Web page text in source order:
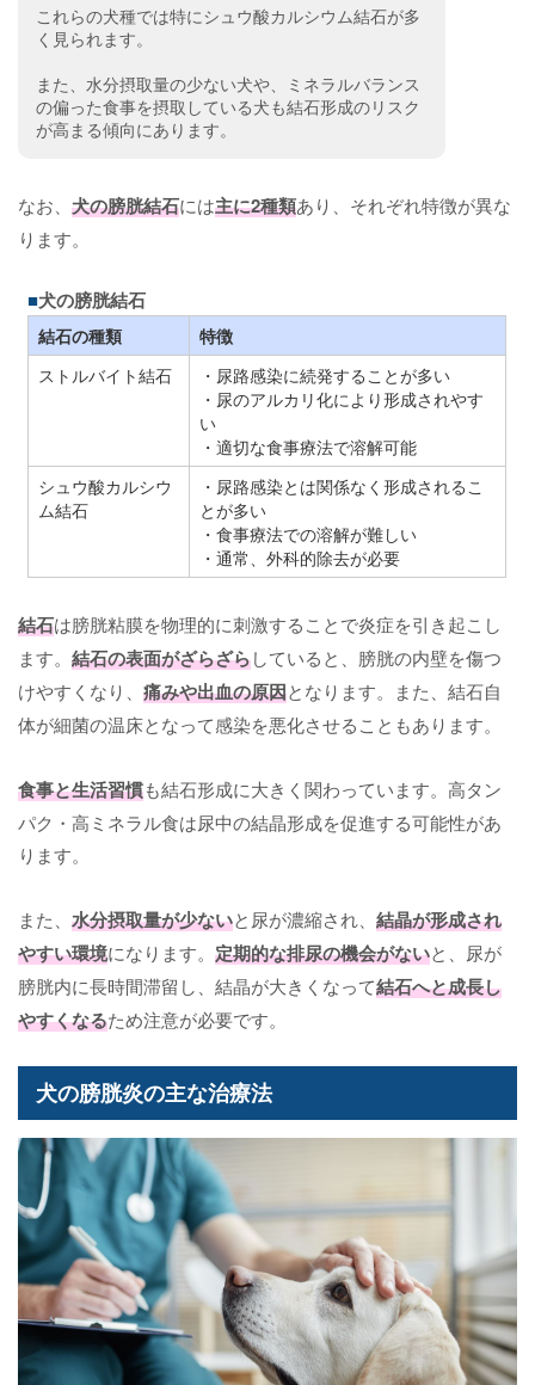
これらの犬種では特にシュウ酸カルシウム結石が多
く見られます。
また、水分摂取量の少ない犬や、ミネラルバランス
の偏った食事を摂取している犬も結石形成のリスク
が高まる傾向にあります。
なお、 犬の膀胱結石には主に2種類あり、それぞれ特徴が異な
ります。
犬の膀胱結石
結石の種類
特徴
ストルバイト結石
・尿路感染に続発することが多い
・尿のアルカリ化により形成されやす
い
・適切な食事療法で溶解可能
シュウ酸カルシウ
ム結石
・尿路感染とは関係なく形成されるこ
とが多い
・食事療法での溶解が難しい
・通常、外科的除去が必要
結石は膀胱粘膜を物理的に刺激することで炎症を引き起こし
ます。 結石の表面がざらざらしていると、膀胱の内壁を傷つ
けやすくなり、 痛みや出血の原因となります。また、結石自
体が細菌の温床となって感染を悪化させることもあります。
食事と生活習慣も結石形成に大きく関わっています。高タン
パク・高ミネラル食は尿中の結晶形成を促進する可能性があ
ります。
また、 水分摂取量が少ないと尿が濃縮され、 結晶が形成され
やすい環境になります。 定期的な排尿の機会がないと、尿が
膀胱内に長時間滞留し、結晶が大きくなって結石へと成長し
やすくなるため注意が必要です。
犬の膀胱炎の主な治療法